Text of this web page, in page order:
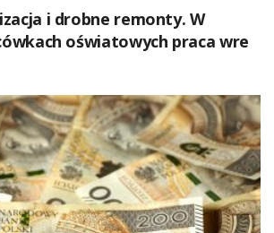
i drobne remonty. W
oświatowych praca wre